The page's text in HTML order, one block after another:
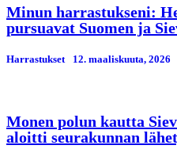
Minun harrastukseni:
pursuavat Suomen ja
Harrastukset 12. maaliskuuta, 2026
Monen polun kautta
aloitti seurakunnan